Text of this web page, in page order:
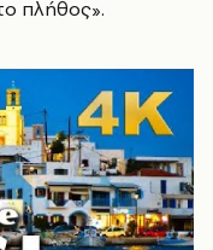
πλήθος».